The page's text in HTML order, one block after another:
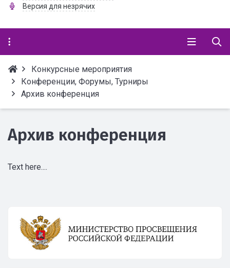
Версия для незрячих
Конкурсные мероприятия
Конференции, Форумы, Турниры
Архив конференция
Архив конференция
Text here....